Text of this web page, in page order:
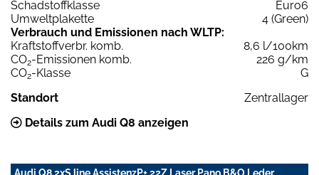
Schadstoffklasse
Euro6
Umweltplakette
4 (Green)
Verbrauch und Emissionen nach WLTP:
Kraftstoffverbr. komb.
8,6 l/100km
CO2-Emissionen komb.
226 g/km
CO2-Klasse
G
Standort
Zentrallager
Details zum Audi Q8 anzeigen